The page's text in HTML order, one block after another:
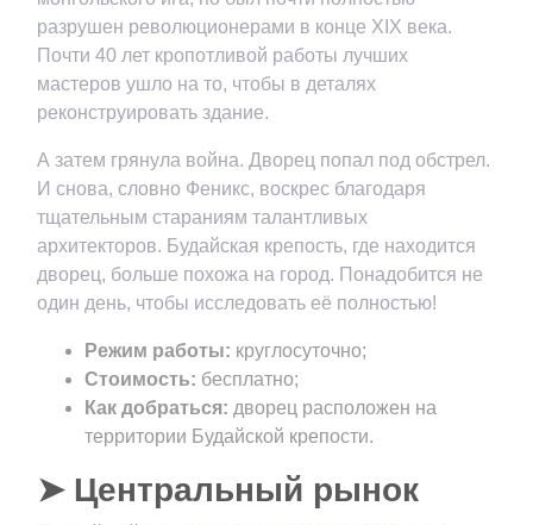
разрушен революционерами в конце XIX века.
Почти 40 лет кропотливой работы лучших
мастеров ушло на то, чтобы в деталях
реконструировать здание.
А затем грянула война. Дворец попал под обстрел.
И снова, словно Феникс, воскрес благодаря
тщательным стараниям талантливых
архитекторов. Будайская крепость, где находится
дворец, больше похожа на город. Понадобится не
один день, чтобы исследовать её полностью!
Режим работы: круглосуточно;
Стоимость: бесплатно;
Как добраться: дворец расположен на
территории Будайской крепости.
➤ Центральный рынок